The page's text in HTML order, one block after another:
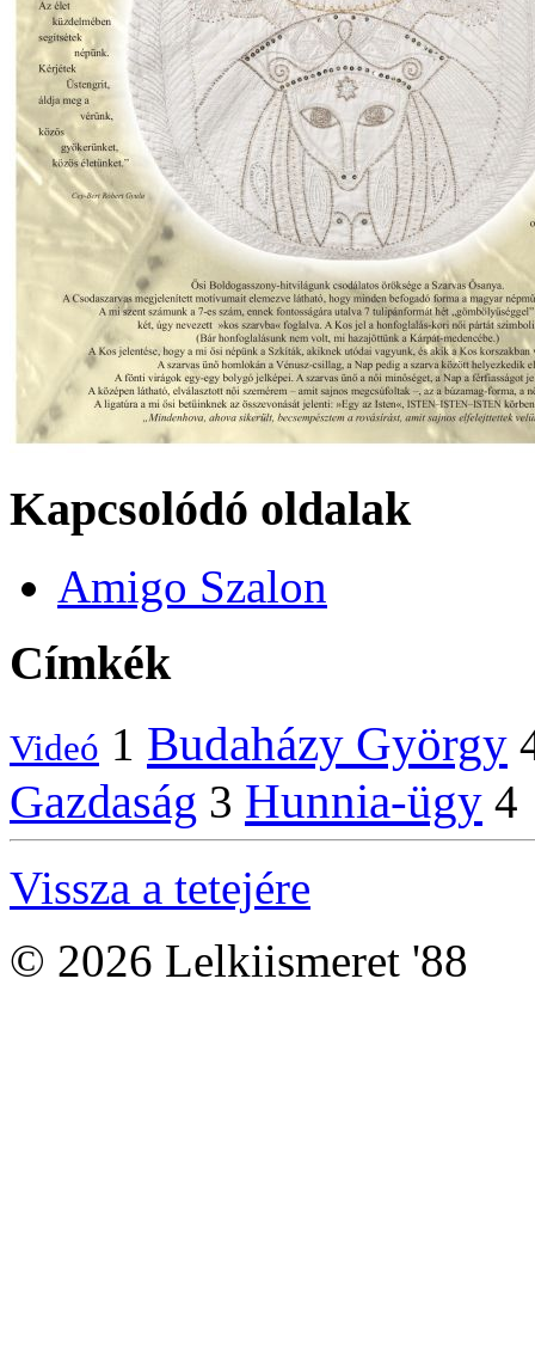
Kapcsolódó oldalak
Amigo Szalon
Címkék
Videó 1 Budaházy György
Gazdaság 3 Hunnia-ügy 4
Vissza a tetejére
© 2026 Lelkiismeret '88